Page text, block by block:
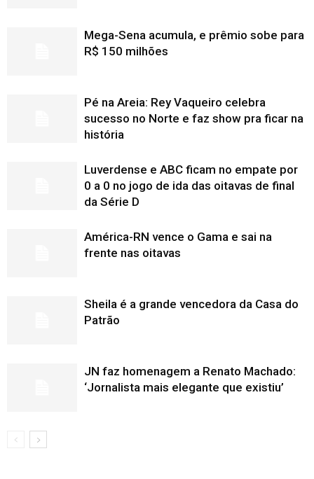
Mega-Sena acumula, e prêmio sobe para
R$ 150 milhões
Pé na Areia: Rey Vaqueiro celebra
sucesso no Norte e faz show pra ficar na
história
Luverdense e ABC ficam no empate por
0 a 0 no jogo de ida das oitavas de final
da Série D
América-RN vence o Gama e sai na
frente nas oitavas
Sheila é a grande vencedora da Casa do
Patrão
JN faz homenagem a Renato Machado:
‘Jornalista mais elegante que existiu’